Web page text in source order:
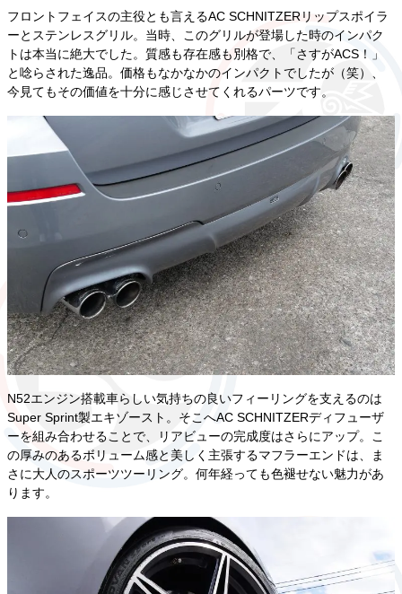
フロントフェイスの主役とも言えるAC SCHNITZERリップスポイラ
ーとステンレスグリル。当時、このグリルが登場した時のインパク
トは本当に絶大でした。質感も存在感も別格で、「さすがACS！」
と唸らされた逸品。価格もなかなかのインパクトでしたが（笑）、
今見てもその価値を十分に感じさせてくれるパーツです。
N52エンジン搭載車らしい気持ちの良いフィーリングを支えるのは
Super Sprint製エキゾースト。そこへAC SCHNITZERディフューザ
ーを組み合わせることで、リアビューの完成度はさらにアップ。こ
の厚みのあるボリューム感と美しく主張するマフラーエンドは、ま
さに大人のスポーツツーリング。何年経っても色褪せない魅力があ
ります。